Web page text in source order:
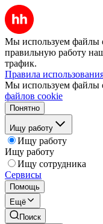
Мы используем файлы
правильную работу
трафик.
Правила
Мы используем файлы
файлов cookie
Понятно
Ищу работу
Ищу работу
Ищу работу
Ищу сотрудника
Сервисы
Помощь
Ещё
Поиск